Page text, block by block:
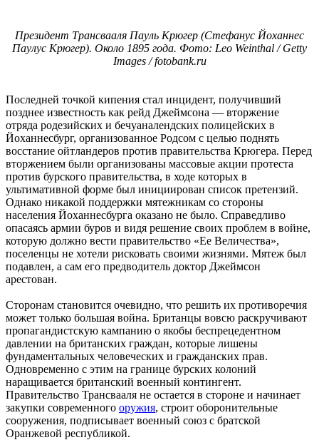
Президент Трансвааля Пауль Крюгер (Стефанус Йоханнес
Паулус Крюгер). Около 1895 года. Фото: Leo Weinthal / Getty
Images / fotobank.ru
Последней точкой кипения стал инцидент, получивший
позднее известность как рейд Джеймсона — вторжение
отряда родезийских и бечуаналендских полицейских в
Йоханнесбург, организованное Родсом с целью поднять
восстание ойтландеров против правительства Крюгера. Перед
вторжением были организованы массовые акции протеста
против бурского правительства, в ходе которых в
ультимативной форме был инициирован список претензий.
Однако никакой поддержки мятежникам со стороны
населения Йоханнесбурга оказано не было. Справедливо
опасаясь армии буров и видя решение своих проблем в войне,
которую должно вести правительство «Ее Величества»,
поселенцы не хотели рисковать своими жизнями. Мятеж был
подавлен, а сам его предводитель доктор Джеймсон
арестован.
Сторонам становится очевидно, что решить их противоречия
может только большая война. Британцы вовсю раскручивают
пропагандистскую кампанию о якобы беспрецедентном
давлении на британских граждан, которые лишены
фундаментальных человеческих и гражданских прав.
Одновременно с этим на границе бурских колоний
наращивается британский военный контингент.
Правительство Трансвааля не остается в стороне и начинает
закупки современного оружия, строит оборонительные
сооружения, подписывает военный союз с братской
Оранжевой республикой.